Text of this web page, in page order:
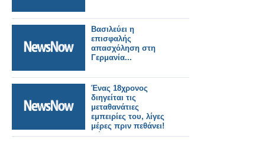
Βασιλεύει η
επισφαλής
απασχόληση στη
Γερμανία...
Ένας 18χρονος
διηγείται τις
μεταθανάτιες
εμπειρίες του, λίγες
μέρες πριν πεθάνει!
(βίντεο)